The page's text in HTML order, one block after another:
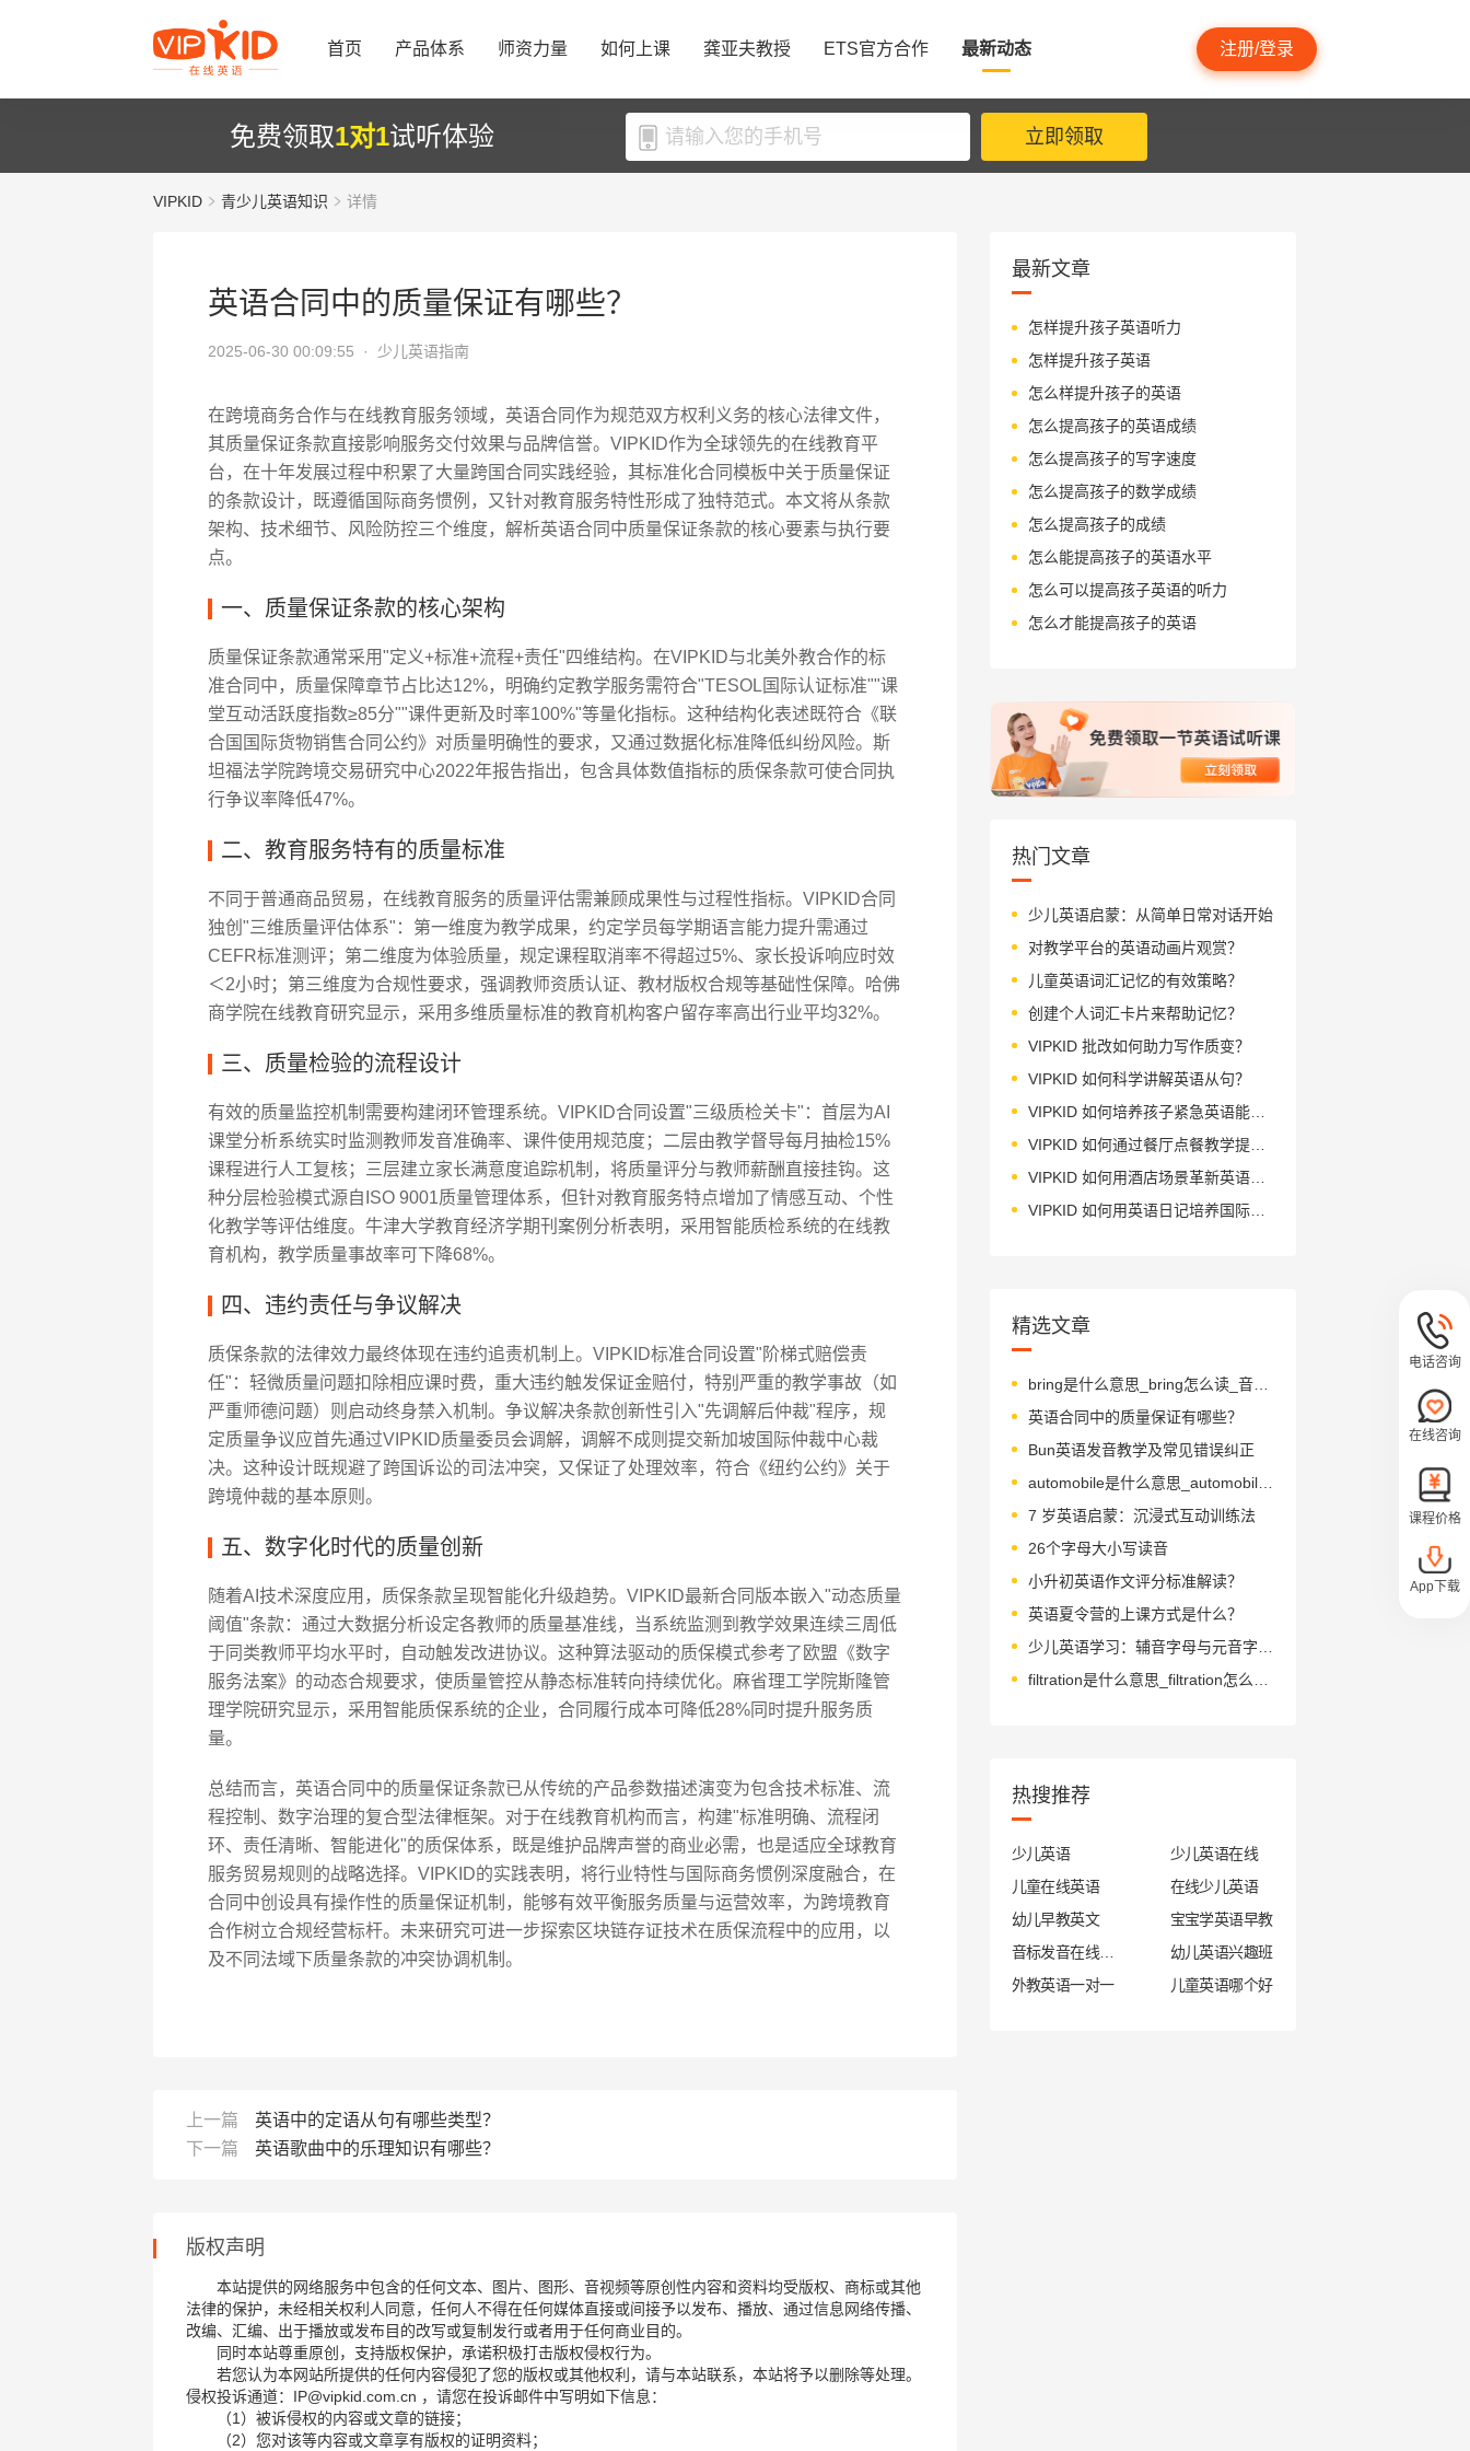
首页 产品体系 师资力量 如何上课 龚亚夫教授 ETS官方合作 最新动态 注册/登录
免费领取1对1试听体验 立即领取
VIPKID 青少儿英语知识 详情
英语合同中的质量保证有哪些？
2025-06-30 00:09:55 · 少儿英语指南
在跨境商务合作与在线教育服务领域，英语合同作为规范双方权利义务的核心法律文件，
其质量保证条款直接影响服务交付效果与品牌信誉。VIPKID作为全球领先的在线教育平
台，在十年发展过程中积累了大量跨国合同实践经验，其标准化合同模板中关于质量保证
的条款设计，既遵循国际商务惯例，又针对教育服务特性形成了独特范式。本文将从条款
架构、技术细节、风险防控三个维度，解析英语合同中质量保证条款的核心要素与执行要
点。
一、质量保证条款的核心架构
质量保证条款通常采用"定义+标准+流程+责任"四维结构。在VIPKID与北美外教合作的标
准合同中，质量保障章节占比达12%，明确约定教学服务需符合"TESOL国际认证标准""课
堂互动活跃度指数≥85分""课件更新及时率100%"等量化指标。这种结构化表述既符合《联
合国国际货物销售合同公约》对质量明确性的要求，又通过数据化标准降低纠纷风险。斯
坦福法学院跨境交易研究中心2022年报告指出，包含具体数值指标的质保条款可使合同执
行争议率降低47%。
二、教育服务特有的质量标准
不同于普通商品贸易，在线教育服务的质量评估需兼顾成果性与过程性指标。VIPKID合同
独创"三维质量评估体系"：第一维度为教学成果，约定学员每学期语言能力提升需通过
CEFR标准测评；第二维度为体验质量，规定课程取消率不得超过5%、家长投诉响应时效
＜2小时；第三维度为合规性要求，强调教师资质认证、教材版权合规等基础性保障。哈佛
商学院在线教育研究显示，采用多维质量标准的教育机构客户留存率高出行业平均32%。
三、质量检验的流程设计
有效的质量监控机制需要构建闭环管理系统。VIPKID合同设置"三级质检关卡"：首层为AI
课堂分析系统实时监测教师发音准确率、课件使用规范度；二层由教学督导每月抽检15%
课程进行人工复核；三层建立家长满意度追踪机制，将质量评分与教师薪酬直接挂钩。这
种分层检验模式源自ISO 9001质量管理体系，但针对教育服务特点增加了情感互动、个性
化教学等评估维度。牛津大学教育经济学期刊案例分析表明，采用智能质检系统的在线教
育机构，教学质量事故率可下降68%。
四、违约责任与争议解决
质保条款的法律效力最终体现在违约追责机制上。VIPKID标准合同设置"阶梯式赔偿责
任"：轻微质量问题扣除相应课时费，重大违约触发保证金赔付，特别严重的教学事故（如
严重师德问题）则启动终身禁入机制。争议解决条款创新性引入"先调解后仲裁"程序，规
定质量争议应首先通过VIPKID质量委员会调解，调解不成则提交新加坡国际仲裁中心裁
决。这种设计既规避了跨国诉讼的司法冲突，又保证了处理效率，符合《纽约公约》关于
跨境仲裁的基本原则。
五、数字化时代的质量创新
随着AI技术深度应用，质保条款呈现智能化升级趋势。VIPKID最新合同版本嵌入"动态质量
阈值"条款：通过大数据分析设定各教师的质量基准线，当系统监测到教学效果连续三周低
于同类教师平均水平时，自动触发改进协议。这种算法驱动的质保模式参考了欧盟《数字
服务法案》的动态合规要求，使质量管控从静态标准转向持续优化。麻省理工学院斯隆管
理学院研究显示，采用智能质保系统的企业，合同履行成本可降低28%同时提升服务质
量。
总结而言，英语合同中的质量保证条款已从传统的产品参数描述演变为包含技术标准、流
程控制、数字治理的复合型法律框架。对于在线教育机构而言，构建"标准明确、流程闭
环、责任清晰、智能进化"的质保体系，既是维护品牌声誉的商业必需，也是适应全球教育
服务贸易规则的战略选择。VIPKID的实践表明，将行业特性与国际商务惯例深度融合，在
合同中创设具有操作性的质量保证机制，能够有效平衡服务质量与运营效率，为跨境教育
合作树立合规经营标杆。未来研究可进一步探索区块链存证技术在质保流程中的应用，以
及不同法域下质量条款的冲突协调机制。
上一篇
英语中的定语从句有哪些类型？
下一篇
英语歌曲中的乐理知识有哪些？
版权声明
本站提供的网络服务中包含的任何文本、图片、图形、音视频等原创性内容和资料均受版权、商标或其他
法律的保护，未经相关权利人同意，任何人不得在任何媒体直接或间接予以发布、播放、通过信息网络传播、
改编、汇编、出于播放或发布目的改写或复制发行或者用于任何商业目的。
同时本站尊重原创，支持版权保护，承诺积极打击版权侵权行为。
若您认为本网站所提供的任何内容侵犯了您的版权或其他权利，请与本站联系，本站将予以删除等处理。
侵权投诉通道：IP@vipkid.com.cn ，请您在投诉邮件中写明如下信息：
（1）被诉侵权的内容或文章的链接；
（2）您对该等内容或文章享有版权的证明资料；
最新文章
怎样提升孩子英语听力
怎样提升孩子英语
怎么样提升孩子的英语
怎么提高孩子的英语成绩
怎么提高孩子的写字速度
怎么提高孩子的数学成绩
怎么提高孩子的成绩
怎么能提高孩子的英语水平
怎么可以提高孩子英语的听力
怎么才能提高孩子的英语
热门文章
少儿英语启蒙：从简单日常对话开始
对教学平台的英语动画片观赏？
儿童英语词汇记忆的有效策略？
创建个人词汇卡片来帮助记忆？
VIPKID 批改如何助力写作质变？
VIPKID 如何科学讲解英语从句？
VIPKID 如何培养孩子紧急英语能力？
VIPKID 如何通过餐厅点餐教学提升少儿英语应用能力？
VIPKID 如何用酒店场景革新英语教学？
VIPKID 如何用英语日记培养国际化人才？
精选文章
bring是什么意思_bring怎么读_音标brɪŋ
英语合同中的质量保证有哪些？
Bun英语发音教学及常见错误纠正
automobile是什么意思_automobile怎么读_音标ˈɔ-təməbi-l
7 岁英语启蒙：沉浸式互动训练法
26个字母大小写读音
小升初英语作文评分标准解读？
英语夏令营的上课方式是什么？
热搜推荐
少儿英语
少儿英语在线
儿童在线英语
在线少儿英语
幼儿早教英文
宝宝学英语早教
幼儿英语兴趣班
外教英语一对一
儿童英语哪个好
电话咨询
在线咨询
课程价格
App下载